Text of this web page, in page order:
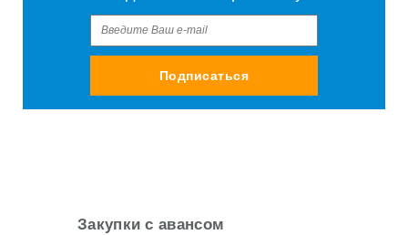
Подписаться
Закупки с авансом